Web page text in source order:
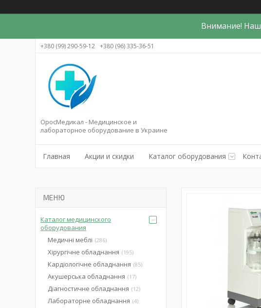
Внимание!
+380 (99) 290-59-12 +380 (96) 335-36-51
ОросМедикал - Медицинское и
лабораторное оборудование в Украине
Главная Акции и скидки Каталог оборудования
Каталог медицинского
оборудования
Медичні меблі 286
Хірургічне обладнання 195
Кардіологічне обладнання 85
Акушерська обладнання 17
Діагностичне обладнання 12
Лабораторне обладнання 4